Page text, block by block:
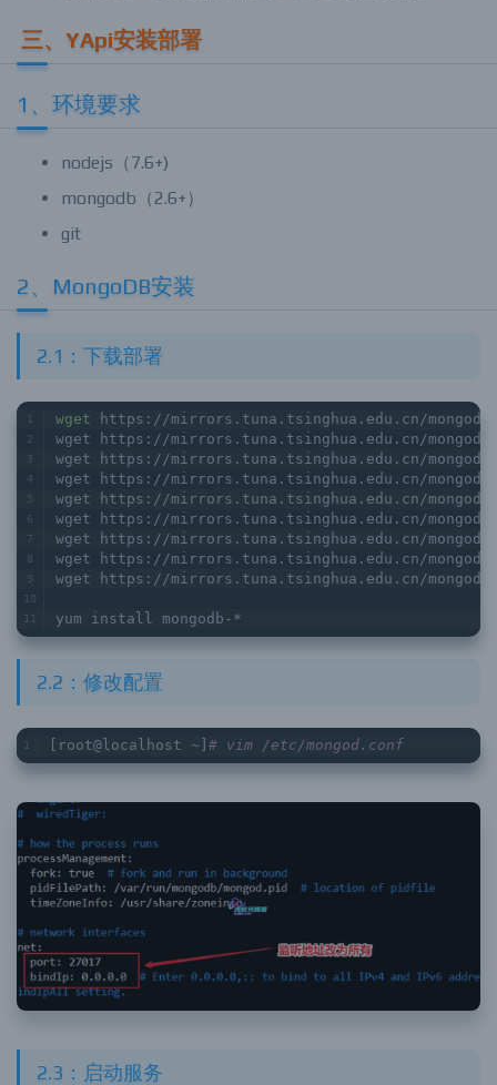
三、YApi安装部署
1、环境要求
nodejs（7.6+)
mongodb（2.6+）
git
2、MongoDB安装
2.1：下载部署
wget https://mirrors.tuna.tsinghua.edu.cn/mongodb/
wget https://mirrors.tuna.tsinghua.edu.cn/mongodb/
wget https://mirrors.tuna.tsinghua.edu.cn/
wget https://mirrors.tuna.tsinghua.edu.cn/
wget https://mirrors.tuna.tsinghua.edu.cn/
wget https://mirrors.tuna.tsinghua.edu.cn/
wget https://mirrors.tuna.tsinghua.edu.cn/mongodb/
wget https://mirrors.tuna.tsinghua.edu.cn/mongodb/
wget https://mirrors.tuna.tsinghua.edu.cn/mongodb/
yum install mongodb-*
2.2：修改配置
[root@localhost ~] # vim /etc/mongod.conf
2.3：启动服务